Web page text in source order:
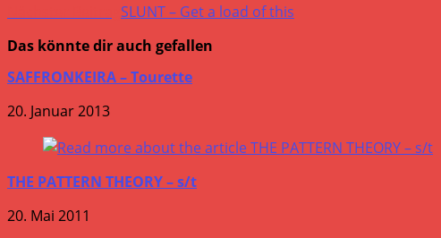
SLUNT – Get a load of this
Das könnte dir auch gefallen
SAFFRONKEIRA – Tourette
20. Januar 2013
THE PATTERN THEORY – s/t
20. Mai 2011